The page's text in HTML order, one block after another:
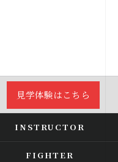
見学体験はこちら
INSTRUCTOR
FIGHTER